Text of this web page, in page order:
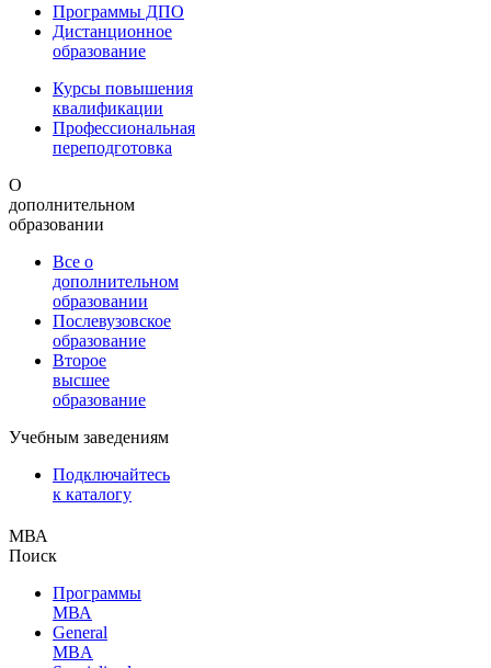
Программы ДПО
Дистанционное
образование
Курсы повышения
квалификации
Профессиональная
переподготовка
О
дополнительном
образовании
Все о
дополнительном
образовании
Послевузовское
образование
Второе
высшее
образование
Учебным заведениям
Подключайтесь
к каталогу
МВА
Поиск
Программы
МВА
General
MBA